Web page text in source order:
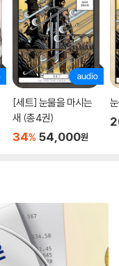
[세트] 눈물을 마시는
새 (총4권)
34% 54,000원